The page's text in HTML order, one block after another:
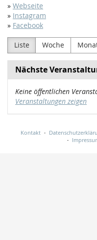
» Webseite
» Instagram
» Facebook
Liste Woche
Nächste
Keine öffentlichen
Veranstaltungen zeigen
Kontakt